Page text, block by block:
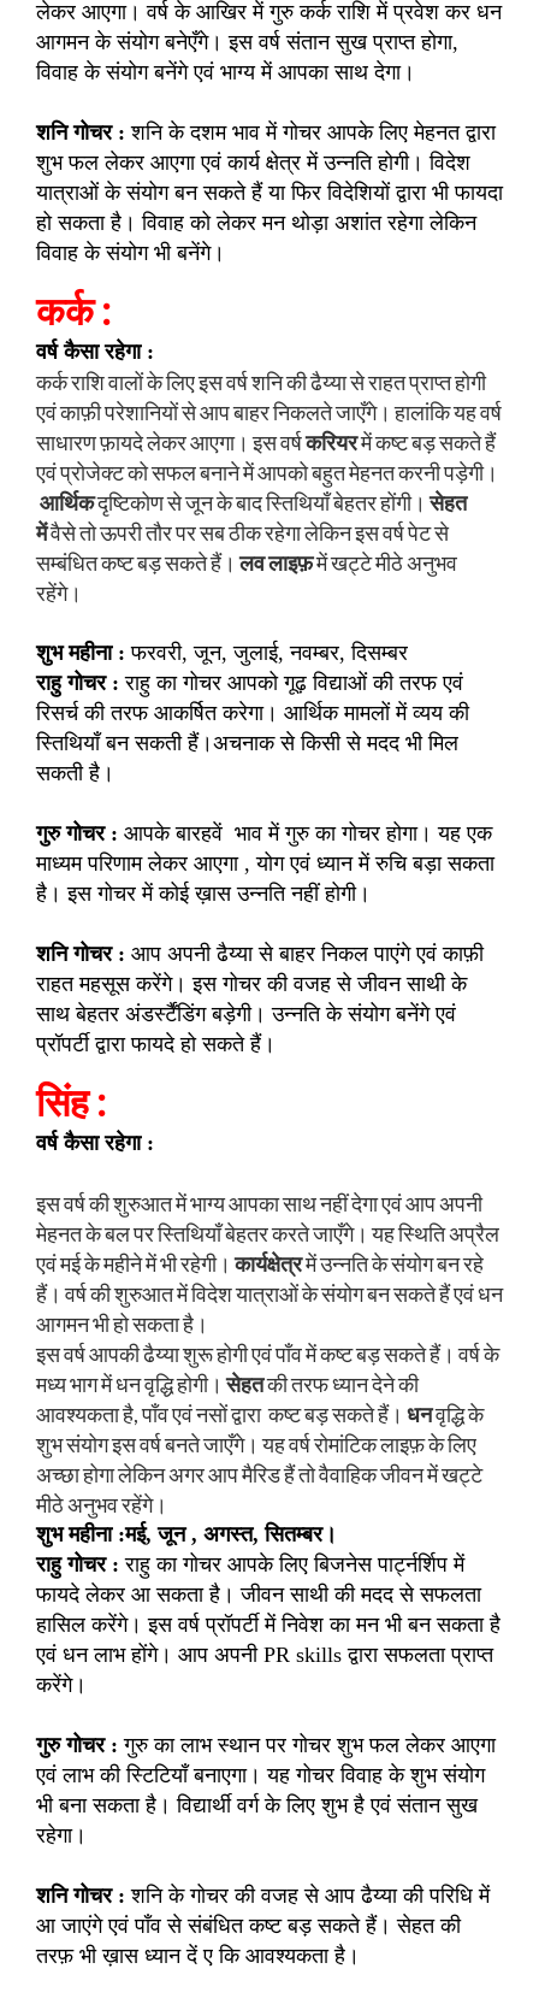
लेकर आएगा। वर्ष के आखिर में गुरु कर्क राशि में प्रवेश कर धन
आगमन के संयोग बनेएँगे। इस वर्ष संतान सुख प्राप्त होगा,
विवाह के संयोग बनेंगे एवं भाग्य में आपका साथ देगा।
शनि गोचर :शनि के दशम भाव में गोचर आपके लिए मेहनत द्वारा
शुभ फल लेकर आएगा एवं कार्य क्षेत्र में उन्नति होगी। विदेश
यात्राओं के संयोग बन सकते हैं या फिर विदेशियों द्वारा भी फायदा
हो सकता है। विवाह को लेकर मन थोड़ा अशांत रहेगा लेकिन
विवाह के संयोग भी बनेंगे।
कर्क :
वर्ष कैसा रहेगा :
कर्क राशि वालों के लिए इस वर्ष शनि की ढैय्या से राहत प्राप्त होगी
एवं काफ़ी परेशानियों से आप बाहर निकलते जाएँगे। हालांकि यह वर्ष
साधारण फ़ायदे लेकर आएगा। इस वर्षकरियरमें कष्ट बड़ सकते हैं
एवं प्रोजेक्ट को सफल बनाने में आपको बहुत मेहनत करनी पड़ेगी।
आर्थिकदृष्टिकोण से जून के बाद स्तिथियाँ बेहतर होंगी। सेहत
मेंवैसे तो ऊपरी तौर पर सब ठीक रहेगा लेकिन इस वर्ष पेट से
सम्बंधित कष्ट बड़ सकते हैं।लव लाइफ़में खट्टे मीठे अनुभव
रहेंगे।
शुभ महीना :फरवरी, जून, जुलाई, नवम्बर, दिसम्बर
राहु गोचर :राहु का गोचर आपको गूढ़ विद्याओं की तरफ एवं
रिसर्च की तरफ आकर्षित करेगा। आर्थिक मामलों में व्यय की
स्तिथियाँ बन सकती हैं।अचनाक से किसी से मदद भी मिल
सकती है।
गुरु गोचर : आपके बारहवें भाव में गुरु का गोचर होगा। यह एक
माध्यम परिणाम लेकर आएगा , योग एवं ध्यान में रुचि बड़ा सकता
है। इस गोचर में कोई ख़ास उन्नति नहीं होगी।
शनि गोचर : आप अपनी ढैय्या से बाहर निकल पाएंगे एवं काफ़ी
राहत महसूस करेंगे। इस गोचर की वजह से जीवन साथी के
साथ बेहतर अंडर्स्टैंडिंग बड़ेगी। उन्नति के संयोग बनेंगे एवं
प्रॉपर्टी द्वारा फायदे हो सकते हैं।
सिंह :
वर्ष कैसा रहेगा :
इस वर्ष की शुरुआत में भाग्य आपका साथ नहीं देगा एवं आप अपनी
मेहनत के बल पर स्तिथियाँ बेहतर करते जाएँगे। यह स्थिति अप्रैल
एवं मई के महीने में भी रहेगी।कार्यक्षेत्रमें उन्नति के संयोग बन रहे
हैं। वर्ष की शुरुआत में विदेश यात्राओं के संयोग बन सकते हैं एवं धन
आगमन भी हो सकता है।
इस वर्ष आपकी ढैय्या शुरू होगी एवं पाँव में कष्ट बड़ सकते हैं। वर्ष के
मध्य भाग में धन वृद्धि होगी।सेहतकी तरफ ध्यान देने की
आवश्यकता है, पाँव एवं नसों द्वारा कष्ट बड़ सकते हैं। धनवृद्धि के
शुभ संयोग इस वर्ष बनते जाएँगे। यह वर्ष रोमांटिक लाइफ़ के लिए
अच्छा होगा लेकिन अगर आप मैरिड हैं तो वैवाहिक जीवन में खट्टे
मीठे अनुभव रहेंगे।
शुभ महीना :मई, जून , अगस्त, सितम्बर।
राहु गोचर :राहु का गोचर आपके लिए बिजनेस पार्ट्नर्शिप में
फायदे लेकर आ सकता है। जीवन साथी की मदद से सफलता
हासिल करेंगे। इस वर्ष प्रॉपर्टी में निवेश का मन भी बन सकता है
एवं धन लाभ होंगे। आप अपनी PR skills द्वारा सफलता प्राप्त
करेंगे।
गुरु गोचर : गुरु का लाभ स्थान पर गोचर शुभ फल लेकर आएगा
एवं लाभ की स्टिटियाँ बनाएगा। यह गोचर विवाह के शुभ संयोग
भी बना सकता है। विद्यार्थी वर्ग के लिए शुभ है एवं संतान सुख
रहेगा।
शनि गोचर : शनि के गोचर की वजह से आप ढैय्या की परिधि में
आ जाएंगे एवं पाँव से संबंधित कष्ट बड़ सकते हैं। सेहत की
तरफ़ भी ख़ास ध्यान दें ए कि आवश्यकता है।